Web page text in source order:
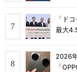
「ド
最大
2026
「